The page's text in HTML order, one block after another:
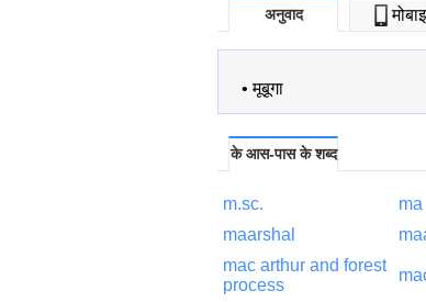
अनुवाद
•मूबूगा
के आस-पास के शब्द
m.sc. ma
maarshal
mac arthur and forest
process